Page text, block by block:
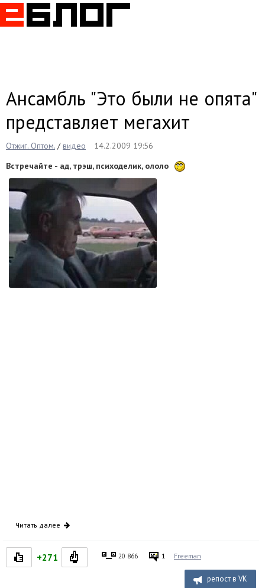
Ансамбль "Это были не опята"
представляет мегахит
Отжиг. Оптом. /видео
14.2.2009 19:56
Встречайте - ад, трэш, психоделик, ололо
Читать далее
+271 20 866 1 Freeman
репост в VK